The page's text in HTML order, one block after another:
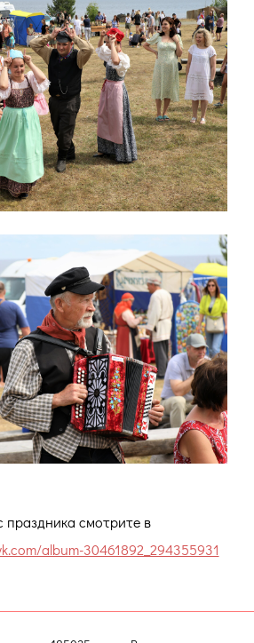
праздника смотрите в
album-30461892_294355931